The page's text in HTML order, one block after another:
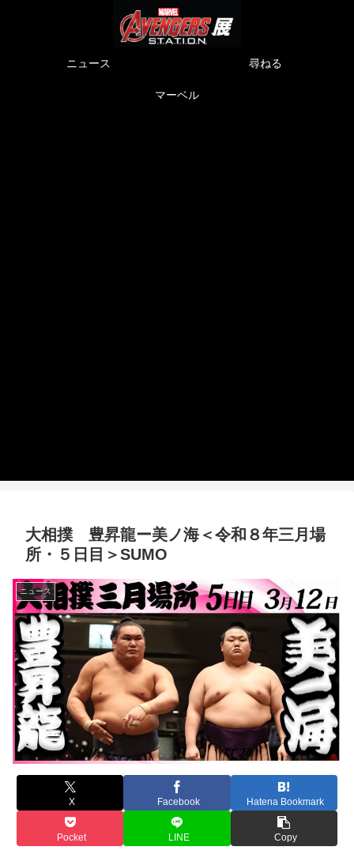
ニュース 尋ねる
マーベル
大相撲 豊昇龍ー美ノ海＜令和８年三月場
所・５日目＞SUMO
ニュース
X Facebook Hatena Bookmark
Pocket LINE Copy